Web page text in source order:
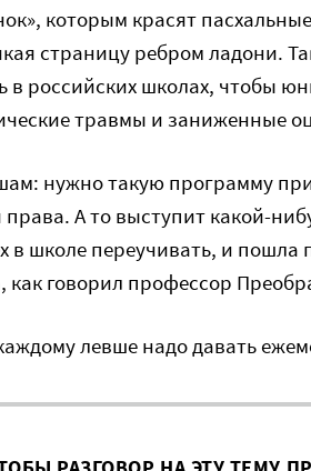
которым красят
страницу ребром ладони.
в российских школах, чтобы
травмы и заниженные
нужно такую программу
А то выступит какой-
в школе переучивать, и пошла
как говорил профессор
левше надо давать